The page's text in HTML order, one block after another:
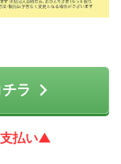
ラ
払い▲